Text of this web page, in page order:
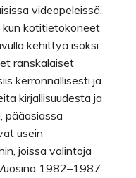
videopeleissä.
kotitietokoneet
kehittyä isoksi
ranskalaiset
kerronnallisesti ja
kirjallisuudesta ja
pääasiassa
usein
joissa valintoja
1982–1987